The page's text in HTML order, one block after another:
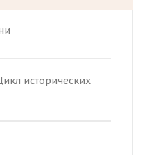
исторических